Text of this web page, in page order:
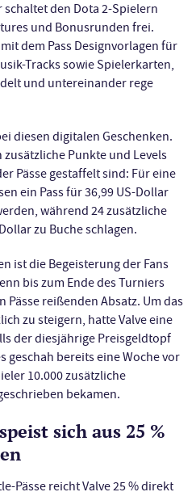
schaltet den Dota 2-Spielern
und Bonusrunden frei.
dem Pass Designvorlagen für
Tracks sowie Spielerkarten,
und untereinander rege
diesen digitalen Geschenken.
zusätzliche Punkte und Levels
Pässe gestaffelt sind: Für eine
ein Pass für 36,99 US-Dollar
während 24 zusätzliche
zu Buche schlagen.
ist die Begeisterung der Fans
bis zum Ende des Turniers
reißenden Absatz. Um das
zu steigern, hatte Valve eine
der diesjährige Preisgeldtopf
geschah bereits eine Woche vor
10.000 zusätzliche
bekamen.
sich aus 25 %
Pässe reicht Valve 25 % direkt